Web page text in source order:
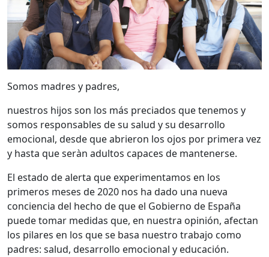
Somos madres y padres,
nuestros hijos son los más preciados que tenemos y
somos responsables de su salud y su desarrollo
emocional, desde que abrieron los ojos por primera vez
y hasta que seràn adultos capaces de mantenerse.
El estado de alerta que experimentamos en los
primeros meses de 2020 nos ha dado una nueva
conciencia del hecho de que el Gobierno de España
puede tomar medidas que, en nuestra opinión, afectan
los pilares en los que se basa nuestro trabajo como
padres: salud, desarrollo emocional y educación.